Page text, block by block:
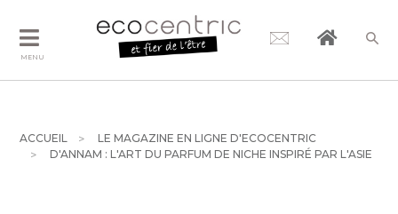
MENU
ACCUEIL
LE MAGAZINE EN LIGNE D'ECOCENTRIC
D'ANNAM : L'ART DU PARFUM DE NICHE INSPIRÉ PAR L'ASIE